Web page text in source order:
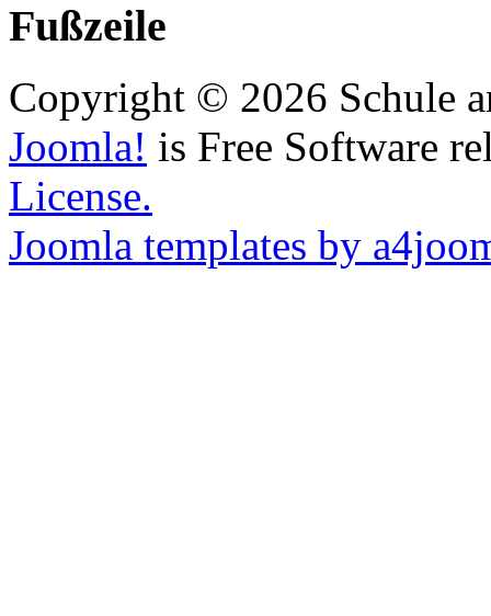
Fußzeile
Copyright © 2026 Schule
Joomla! is Free Software
License.
Joomla templates by